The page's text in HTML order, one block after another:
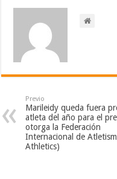
Previo
Marileidy queda fuera
atleta del año para el
otorga la Federación
Internacional de
Athletics)